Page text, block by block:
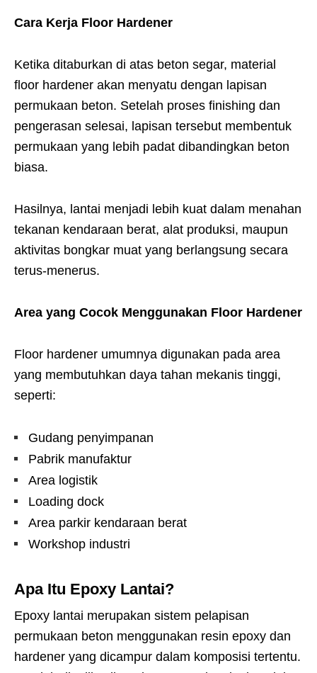
Cara Kerja Floor Hardener
Ketika ditaburkan di atas beton segar, material
floor hardener akan menyatu dengan lapisan
permukaan beton. Setelah proses finishing dan
pengerasan selesai, lapisan tersebut membentuk
permukaan yang lebih padat dibandingkan beton
biasa.
Hasilnya, lantai menjadi lebih kuat dalam menahan
tekanan kendaraan berat, alat produksi, maupun
aktivitas bongkar muat yang berlangsung secara
terus-menerus.
Area yang Cocok Menggunakan Floor Hardener
Floor hardener umumnya digunakan pada area
yang membutuhkan daya tahan mekanis tinggi,
seperti:
Gudang penyimpanan
Pabrik manufaktur
Area logistik
Loading dock
Area parkir kendaraan berat
Workshop industri
Apa Itu Epoxy Lantai?
Epoxy lantai merupakan sistem pelapisan
permukaan beton menggunakan resin epoxy dan
hardener yang dicampur dalam komposisi tertentu.